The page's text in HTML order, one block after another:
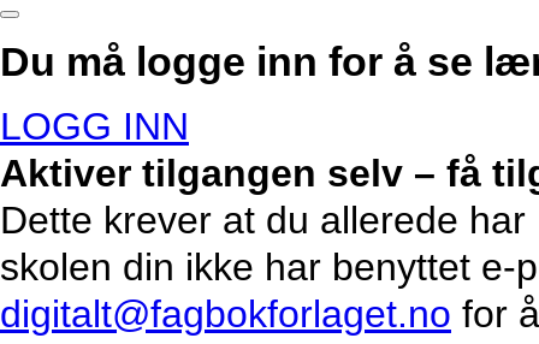
Du må logge inn for å se
LOGG INN
Aktiver tilgangen selv – få
Dette krever at du allerede
skolen din ikke har benyttet e-
digitalt@fagbokforlaget.no for